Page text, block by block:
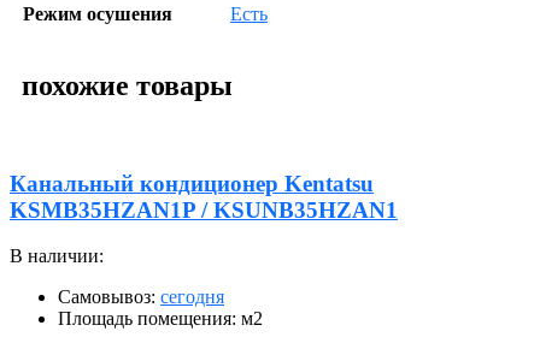
Режим осушения Есть
похожие товары
Канальный кондиционер Kentatsu
KSMB35HZAN1P / KSUNB35HZAN1
В наличии:
Самовывоз: сегодня
Площадь помещения: м2